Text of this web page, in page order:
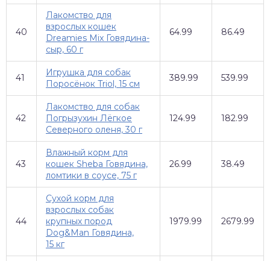
40
Лакомство для
взрослых кошек
Dreamies Mix Говядина-
сыр, 60 г
64.99 86.49
41
Игрушка для собак
Поросёнок Triol, 15 см
389.99 539.99
42
Лакомство для собак
Погрызухин Лёгкое
Северного оленя, 30 г
124.99 182.99
43
Влажный корм для
кошек Sheba Говядина,
ломтики в соусе, 75 г
26.99 38.49
44
Сухой корм для
взрослых собак
крупных пород
Dog&Man Говядина,
15 кг
1979.99 2679.99